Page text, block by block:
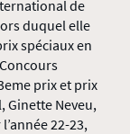
de
duquel elle
spéciaux en
prix et prix
Ginette Neveu,
22-23,